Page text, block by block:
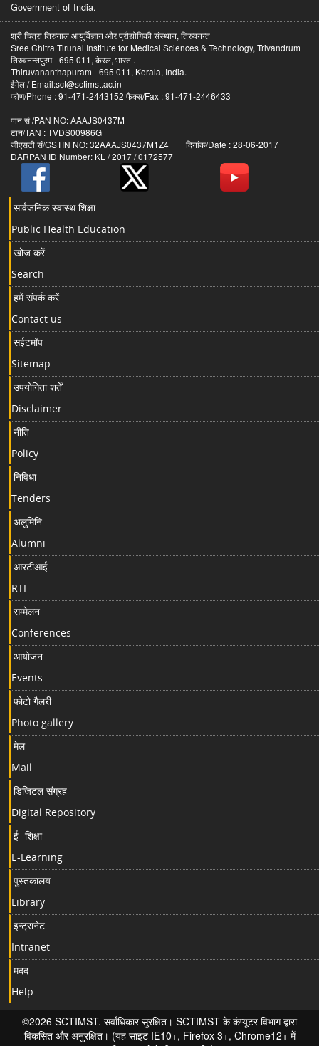
Government of India.
श्री चित्रा तिरुनाल आयुर्विज्ञान और प्रौद्योगिकी संस्थान, तिरुवनन्त
Sree Chitra Tirunal Institute for Medical Sciences & Technology, Trivandrum
तिरुवनन्तपुरम - 695 011, केरल, भारत .
Thiruvananthapuram - 695 011, Kerala, India.
ईमेल / Email:sct@sctimst.ac.in
फोण/Phone : 91-471-2443152 फैक्स/Fax : 91-471-2446433
पान सं /PAN NO: AAAJS0437M
टान/TAN : TVDS00986G
जीएसटी सं/GSTIN NO: 32AAAJS0437M1Z4 दिनांक/Date : 28-06-2017
DARPAN ID Number: KL / 2017 / 0172577
सार्वजनिक स्वास्थ शिक्षा
Public Health Education
खोज करें
Search
हमें संपर्क करें
Contact us
सईटमॉप
Sitemap
उपयोगिता शर्तें
Disclaimer
नीति
Policy
निविधा
Tenders
अलुमिनि
Alumni
आरटीआई
RTI
सम्मेलन
Conferences
आयोजन
Events
फोटो गैलरी
Photo gallery
मेल
Mail
डिजिटल संग्रह
Digital Repository
ई- शिक्षा
E-Learning
पुस्तकालय
Library
इन्ट्रानेट
Intranet
मदद
Help
©2026 SCTIMST. सर्वाधिकार सुरक्षित। SCTIMST के कंप्यूटर विभाग द्वारा
विकसित और अनुरक्षित। (यह साइट IE10+, Firefox 3+, Chrome12+ में